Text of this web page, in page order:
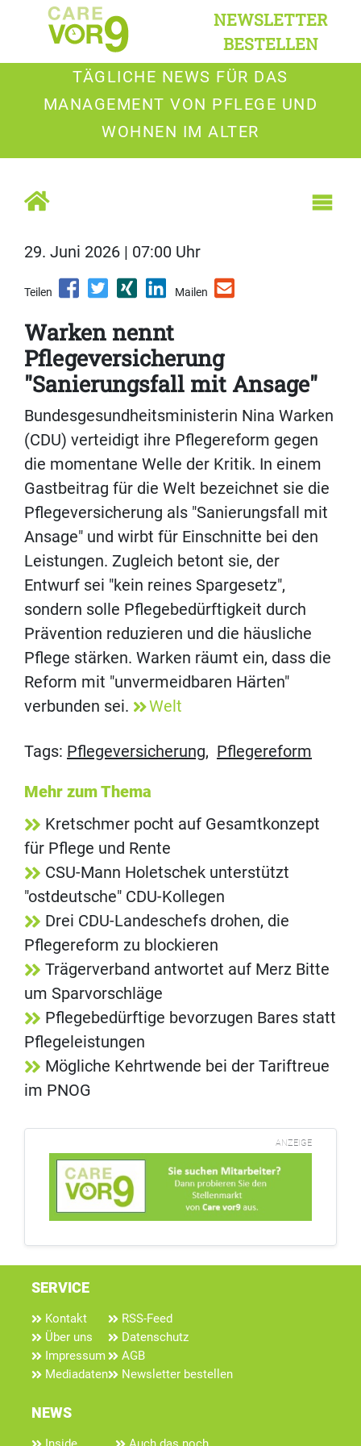
NEWSLETTER
BESTELLEN
TÄGLICHE NEWS FÜR DAS
MANAGEMENT VON PFLEGE UND
WOHNEN IM ALTER
29. Juni 2026 | 07:00 Uhr
Teilen Mailen
Warken nennt
Pflegeversicherung
"Sanierungsfall mit Ansage"
Bundesgesundheitsministerin Nina Warken
(CDU) verteidigt ihre Pflegereform gegen
die momentane Welle der Kritik. In einem
Gastbeitrag für die Welt bezeichnet sie die
Pflegeversicherung als "Sanierungsfall mit
Ansage" und wirbt für Einschnitte bei den
Leistungen. Zugleich betont sie, der
Entwurf sei "kein reines Spargesetz",
sondern solle Pflegebedürftigkeit durch
Prävention reduzieren und die häusliche
Pflege stärken. Warken räumt ein, dass die
Reform mit "unvermeidbaren Härten"
verbunden sei.
Welt
Tags: Pflegeversicherung, Pflegereform
Mehr zum Thema
Kretschmer pocht auf Gesamtkonzept
für Pflege und Rente
CSU-Mann Holetschek unterstützt
"ostdeutsche" CDU-Kollegen
Drei CDU-Landeschefs drohen, die
Pflegereform zu blockieren
Trägerverband antwortet auf Merz Bitte
um Sparvorschläge
Pflegebedürftige bevorzugen Bares statt
Pflegeleistungen
Mögliche Kehrtwende bei der Tariftreue
im PNOG
ANZEIGE
SERVICE
Kontakt
Über uns
Impressum
Mediadaten
RSS-Feed
Datenschutz
AGB
Newsletter bestellen
NEWS